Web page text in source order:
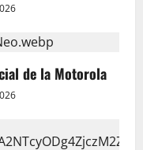
de la Motorola